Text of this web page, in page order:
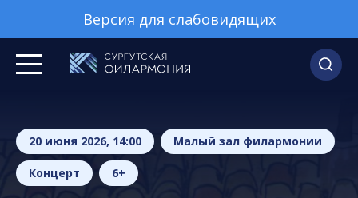
Версия для слабовидящих
20 июня 2026, 14:00 Малый зал филармонии
Концерт 6+